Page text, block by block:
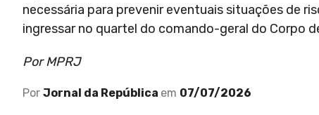
necessária para prevenir eventuais situações de
ingressar no quartel do comando-geral do Corpo
Por MPRJ
Por Jornal da República em 07/07/2026